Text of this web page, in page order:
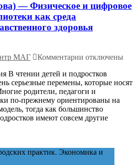
— Физическое и цифровое
как среда
здоровья
МАГ Комментарии к
Тирасполь
(Молдова)
—
Физическое
и
цифровое
среда
отключены
В чтении детей и подростков
серьезные перемены, которые носят
родители, педагоги и
по-прежнему ориентированы на
тогда как большинство
имеют совсем другие
практик. Экономика и